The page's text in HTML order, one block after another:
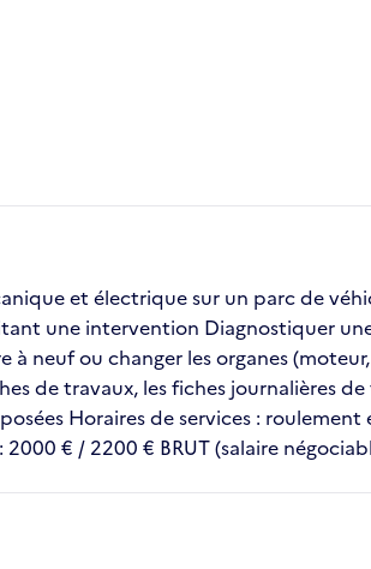
et électrique sur un parc de
une intervention Diagnostiquer
ou changer les organes (moteur,
de travaux, les fiches journalières
Horaires de services :
€ / 2200 € BRUT (salaire